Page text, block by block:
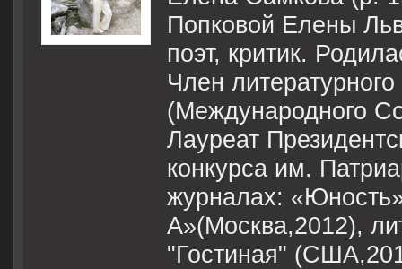
Попковой Елены
поэт, критик.
Член
(Международного
Лауреат
конкурса им.
журналах:
А»(Москва,2012),
"Гостиная"